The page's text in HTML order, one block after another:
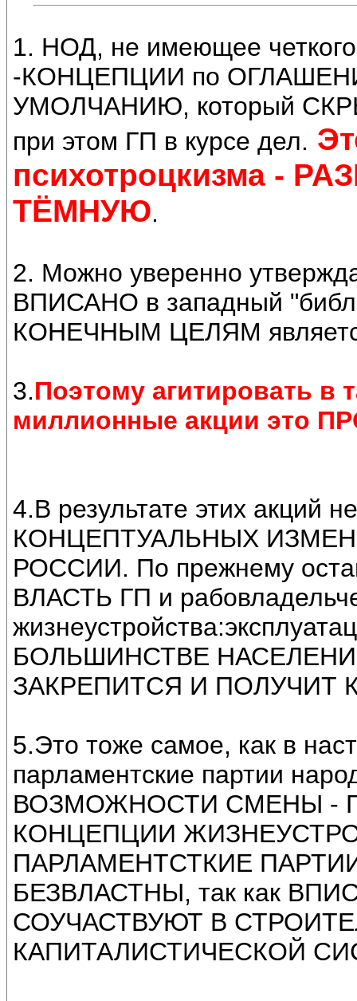
1. НОД, не имеющее
-КОНЦЕПЦИИ по
УМОЛЧАНИЮ, который
при этом ГП в курсе дел.
психотроцкизма -
ТЁМНУЮ.
2. Можно уверенно
ВПИСАНО в западный
КОНЕЧНЫМ ЦЕЛЯМ
3.Поэтому агитировать в
миллионные акции это
4.В результате этих
КОНЦЕПТУАЛЬНЫХ
РОССИИ. По прежнему
ВЛАСТЬ ГП и
БОЛЬШИНСТВЕ
ЗАКРЕПИТСЯ И ПОЛУЧИТ
5.Это тоже самое, как в
парламентские партии
ВОЗМОЖНОСТИ СМЕНЫ -
КОНЦЕПЦИИ
ПАРЛАМЕНТСТКИЕ
БЕЗВЛАСТНЫ, так как
СОУЧАСТВУЮТ В
КАПИТАЛИСТИЧЕСКОЙ